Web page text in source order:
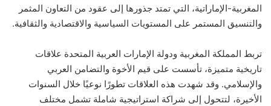
المغربية-الإماراتية، التي تمتد جذورها إلى عقود من التعاون المثمر
والتنسيق المستمر على المستويات السياسية والاقتصادية والثقافية.
تربط المملكة المغربية ودولة الإمارات العربية المتحدة علاقات
تاريخية متميزة، تأسست على قيم الأخوة والتضامن العربي
والإسلامي. وقد شهدت هذه العلاقات تطورًا نوعيًا خلال السنوات
الأخيرة، لتتحول إلى شراكة استراتيجية شاملة تشمل مختلف